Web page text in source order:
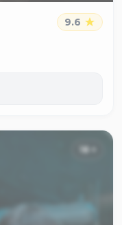
9.6
18